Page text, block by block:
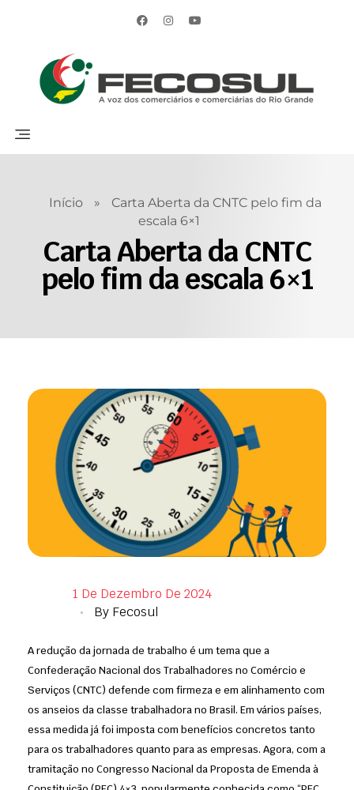
Início »
Carta Aberta da CNTC pelo fim da
escala 6×1
Carta Aberta da CNTC
pelo fim da escala 6×1
1 De Dezembro De 2024
By Fecosul
A redução da jornada de trabalho é um tema que a
Confederação Nacional dos Trabalhadores no Comércio e
Serviços (CNTC) defende com firmeza e em alinhamento com
os anseios da classe trabalhadora no Brasil. Em vários países,
essa medida já foi imposta com benefícios concretos tanto
para os trabalhadores quanto para as empresas. Agora, com a
tramitação no Congresso Nacional da Proposta de Emenda à